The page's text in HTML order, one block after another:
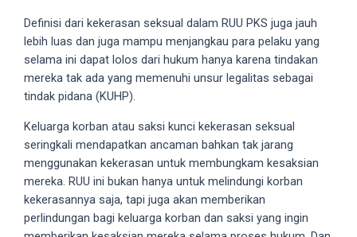
Definisi dari kekerasan seksual dalam RUU PKS juga jauh
lebih luas dan juga mampu menjangkau para pelaku yang
selama ini dapat lolos dari hukum hanya karena tindakan
mereka tak ada yang memenuhi unsur legalitas sebagai
tindak pidana (KUHP).
Keluarga korban atau saksi kunci kekerasan seksual
seringkali mendapatkan ancaman bahkan tak jarang
menggunakan kekerasan untuk membungkam kesaksian
mereka. RUU ini bukan hanya untuk melindungi korban
kekerasannya saja, tapi juga akan memberikan
perlindungan bagi keluarga korban dan saksi yang ingin